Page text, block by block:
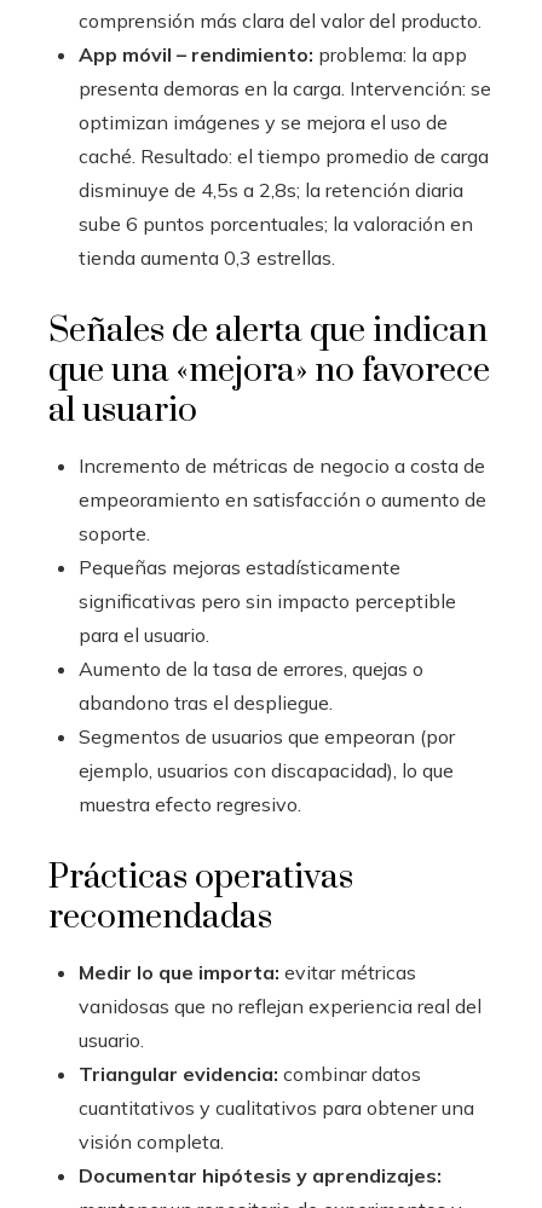
comprensión más clara del valor del producto.
App móvil – rendimiento: problema: la app
presenta demoras en la carga. Intervención: se
optimizan imágenes y se mejora el uso de
caché. Resultado: el tiempo promedio de carga
disminuye de 4,5s a 2,8s; la retención diaria
sube 6 puntos porcentuales; la valoración en
tienda aumenta 0,3 estrellas.
Señales de alerta que indican
que una «mejora» no favorece
al usuario
Incremento de métricas de negocio a costa de
empeoramiento en satisfacción o aumento de
soporte.
Pequeñas mejoras estadísticamente
significativas pero sin impacto perceptible
para el usuario.
Aumento de la tasa de errores, quejas o
abandono tras el despliegue.
Segmentos de usuarios que empeoran (por
ejemplo, usuarios con discapacidad), lo que
muestra efecto regresivo.
Prácticas operativas
recomendadas
Medir lo que importa: evitar métricas
vanidosas que no reflejan experiencia real del
usuario.
Triangular evidencia: combinar datos
cuantitativos y cualitativos para obtener una
visión completa.
Documentar hipótesis y aprendizajes: